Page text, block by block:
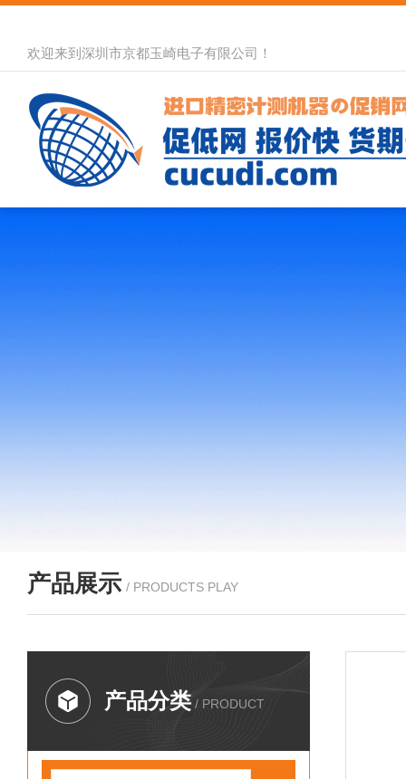
欢迎来到深圳市京都玉崎电子有限公司！
产品展示 / PRODUCTS PLAY
产品分类 / PRODUCT